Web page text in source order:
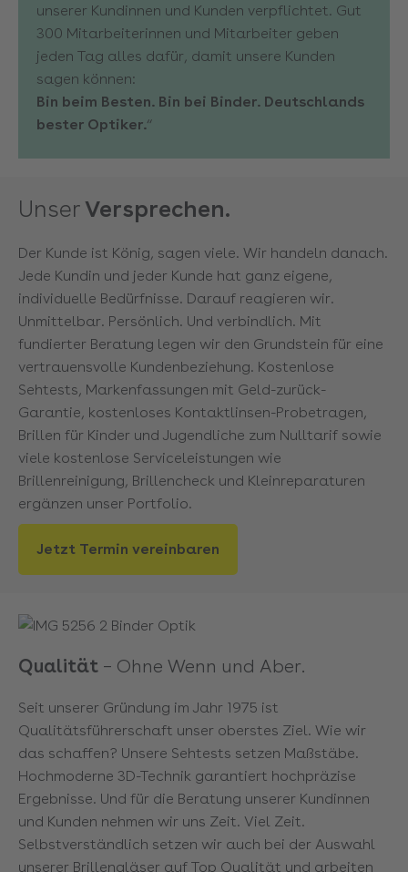
unserer Kundinnen und Kunden verpflichtet. Gut
300 Mitarbeiterinnen und Mitarbeiter geben
jeden Tag alles dafür, damit unsere Kunden
sagen können:
Bin beim Besten. Bin bei Binder. Deutschlands
bester Optiker.“
Unser Versprechen.
Der Kunde ist König, sagen viele. Wir handeln danach.
Jede Kundin und jeder Kunde hat ganz eigene,
individuelle Bedürfnisse. Darauf reagieren wir.
Unmittelbar. Persönlich. Und verbindlich. Mit
fundierter Beratung legen wir den Grundstein für eine
vertrauensvolle Kundenbeziehung. Kostenlose
Sehtests, Markenfassungen mit Geld-zurück-
Garantie, kostenloses Kontaktlinsen-Probetragen,
Brillen für Kinder und Jugendliche zum Nulltarif sowie
viele kostenlose Serviceleistungen wie
Brillenreinigung, Brillencheck und Kleinreparaturen
ergänzen unser Portfolio.
Jetzt Termin vereinbaren
Qualität – Ohne Wenn und Aber.
Seit unserer Gründung im Jahr 1975 ist
Qualitätsführerschaft unser oberstes Ziel. Wie wir
das schaffen? Unsere Sehtests setzen Maßstäbe.
Hochmoderne 3D-Technik garantiert hochpräzise
Ergebnisse. Und für die Beratung unserer Kundinnen
und Kunden nehmen wir uns Zeit. Viel Zeit.
Selbstverständlich setzen wir auch bei der Auswahl
unserer Brillengläser auf Top Qualität und arbeiten